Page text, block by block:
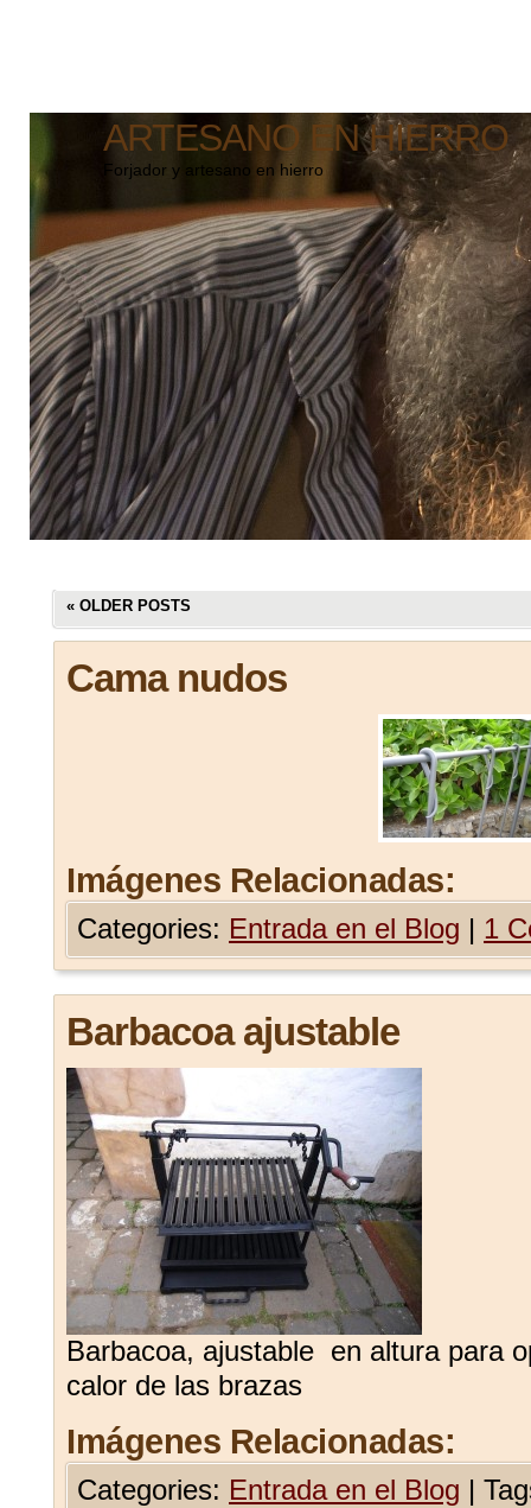
ARTESANO EN HIERRO
Forjador y artesano en hierro
« OLDER POSTS
Cama nudos
Imágenes Relacionadas:
Categories: Entrada en el Blog | 1
Barbacoa ajustable
Barbacoa, ajustable en altura para
calor de las brazas
Imágenes Relacionadas:
Categories: Entrada en el Blog |